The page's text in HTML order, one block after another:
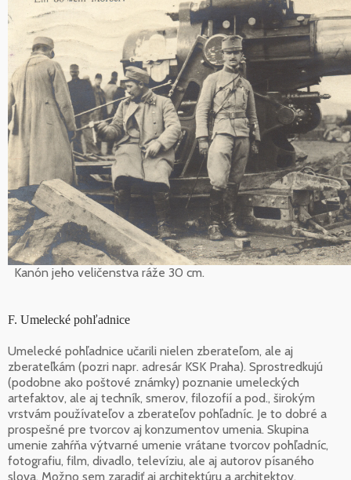
Kanón jeho veličenstva ráže 30 cm.
F. Umelecké pohľadnice
Umelecké pohľadnice učarili nielen zberateľom, ale aj
zberateľkám (pozri napr. adresár KSK Praha). Sprostredkujú
(podobne ako poštové známky) poznanie umeleckých
artefaktov, ale aj techník, smerov, filozofií a pod., širokým
vrstvám používateľov a zberateľov pohľadníc. Je to dobré a
prospešné pre tvorcov aj konzumentov umenia. Skupina
umenie zahŕňa výtvarné umenie vrátane tvorcov pohľadníc,
fotografiu, film, divadlo, televíziu, ale aj autorov písaného
slova. Možno sem zaradiť aj architektúru a architektov.